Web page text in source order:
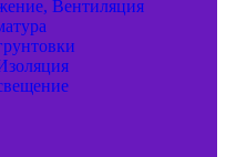
Вентиляция